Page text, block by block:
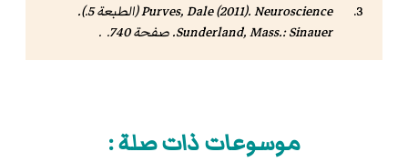
Purves, Dale (2011).Neuroscience
(الطبعة 5.).
Sunderland, Mass.: Sinauer. صفحة 740. .
موسوعات ذات صلة :